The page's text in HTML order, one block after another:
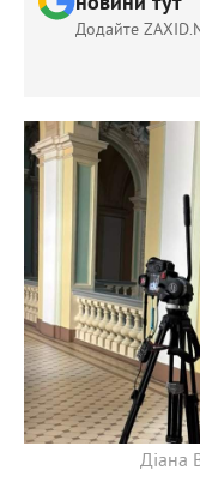
Додайте
Діана